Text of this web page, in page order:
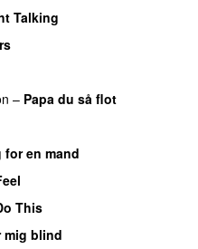
Talking
– Papa du så flot
for en mand
This
mig blind